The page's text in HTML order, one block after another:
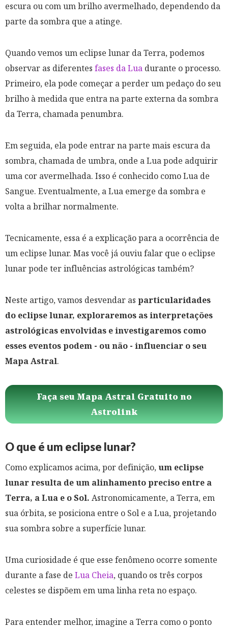
escura ou com um brilho avermelhado, dependendo da
parte da sombra que a atinge.
Quando vemos um eclipse lunar da Terra, podemos
observar as diferentes fases da Lua durante o processo.
Primeiro, ela pode começar a perder um pedaço do seu
brilho à medida que entra na parte externa da sombra
da Terra, chamada penumbra.
Em seguida, ela pode entrar na parte mais escura da
sombra, chamada de umbra, onde a Lua pode adquirir
uma cor avermelhada. Isso é conhecido como Lua de
Sangue. Eventualmente, a Lua emerge da sombra e
volta a brilhar normalmente.
Tecnicamente, essa é a explicação para a ocorrência de
um eclipse lunar. Mas você já ouviu falar que o eclipse
lunar pode ter influências astrológicas também?
Neste artigo, vamos desvendar as particularidades
do eclipse lunar, exploraremos as interpretações
astrológicas envolvidas e investigaremos como
esses eventos podem - ou não - influenciar o seu
Mapa Astral.
Faça seu Mapa Astral Gratuito no
Astrolink
O que é um eclipse lunar?
Como explicamos acima, por definição, um eclipse
lunar resulta de um alinhamento preciso entre a
Terra, a Lua e o Sol. Astronomicamente, a Terra, em
sua órbita, se posiciona entre o Sol e a Lua, projetando
sua sombra sobre a superfície lunar.
Uma curiosidade é que esse fenômeno ocorre somente
durante a fase de Lua Cheia, quando os três corpos
celestes se dispõem em uma linha reta no espaço.
Para entender melhor, imagine a Terra como o ponto